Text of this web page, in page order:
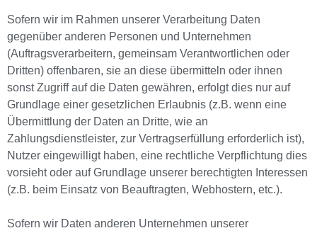
Sofern wir im Rahmen unserer Verarbeitung Daten
gegenüber anderen Personen und Unternehmen
(Auftragsverarbeitern, gemeinsam Verantwortlichen oder
Dritten) offenbaren, sie an diese übermitteln oder ihnen
sonst Zugriff auf die Daten gewähren, erfolgt dies nur auf
Grundlage einer gesetzlichen Erlaubnis (z.B. wenn eine
Übermittlung der Daten an Dritte, wie an
Zahlungsdienstleister, zur Vertragserfüllung erforderlich ist),
Nutzer eingewilligt haben, eine rechtliche Verpflichtung dies
vorsieht oder auf Grundlage unserer berechtigten Interessen
(z.B. beim Einsatz von Beauftragten, Webhostern, etc.).
Sofern wir Daten anderen Unternehmen unserer